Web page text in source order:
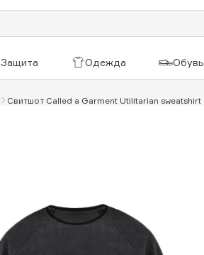
Защита Одежда Обувь
Свитшот Called a Garment Utilitarian sweatshirt